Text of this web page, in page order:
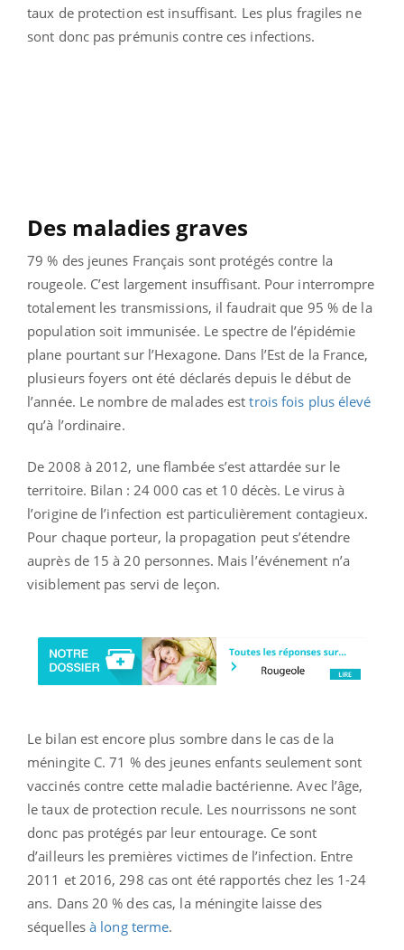
taux de protection est insuffisant. Les plus fragiles ne
sont donc pas prémunis contre ces infections.
Des maladies graves
79 % des jeunes Français sont protégés contre la
rougeole. C’est largement insuffisant. Pour interrompre
totalement les transmissions, il faudrait que 95 % de la
population soit immunisée. Le spectre de l’épidémie
plane pourtant sur l’Hexagone. Dans l’Est de la France,
plusieurs foyers ont été déclarés depuis le début de
l’année. Le nombre de malades esttrois fois plus élevé
qu’à l’ordinaire.
De 2008 à 2012, une flambée s’est attardée sur le
territoire. Bilan : 24 000 cas et 10 décès. Le virus à
l’origine de l’infection est particulièrement contagieux.
Pour chaque porteur, la propagation peut s’étendre
auprès de 15 à 20 personnes. Mais l’événement n’a
visiblement pas servi de leçon.
Le bilan est encore plus sombre dans le cas de la
méningite C. 71 % des jeunes enfants seulement sont
vaccinés contre cette maladie bactérienne. Avec l’âge,
le taux de protection recule. Les nourrissons ne sont
donc pas protégés par leur entourage. Ce sont
d’ailleurs les premières victimes de l’infection. Entre
2011 et 2016, 298 cas ont été rapportés chez les 1-24
ans. Dans 20 % des cas, la méningite laisse des
séquelles à long terme.